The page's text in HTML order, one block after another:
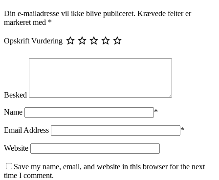
Din e-mailadresse vil ikke blive publiceret. Krævede felter er
markeret med *
Opskrift Vurdering
Besked
Name *
Email Address *
Website
Save my name, email, and website in this browser for the next
time I comment.